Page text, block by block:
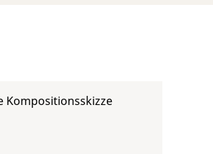
Kompositionsskizze